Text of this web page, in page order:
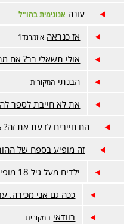
עונה אנונימית בהו"ל
אז כנראה איזמרגד1
אולי תשאלי רב? אם
הבנתי המקורית
את לא חייבת לספר
הם חייבים לדעת את זה?
זה מופיע בספח של
ילדים מעל גיל 18 מופיעים בספח של ההורים?
ככה גם אני מכירה. עד גיל 18 אם
בוודאי המקורית